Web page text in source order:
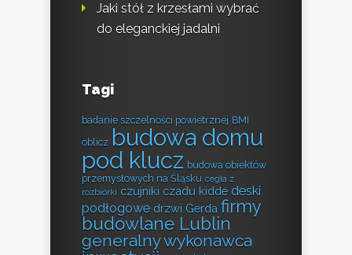
Jaki stół z krzesłami wybrać
do eleganckiej jadalni
Tagi
badanie szczelności powietrznej BMI
oblicz budowa domu
pod klucz budowa obiektów
przemysłowych na Śląsku cegła z
rozbiórki czujniki czadu kidde deski
podłogowe drzwi Gerda firmy
budowlane Lublin
generalny wykonawca